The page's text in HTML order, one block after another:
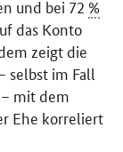
und bei 72 %
das Konto
zeigt die
selbst im Fall
mit dem
Ehe korreliert